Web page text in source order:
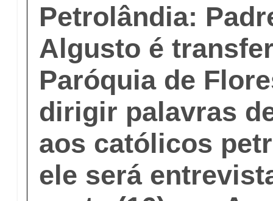
Petrolândia:
Algusto é
Paróquia de
dirigir palavras
aos católicos
ele será